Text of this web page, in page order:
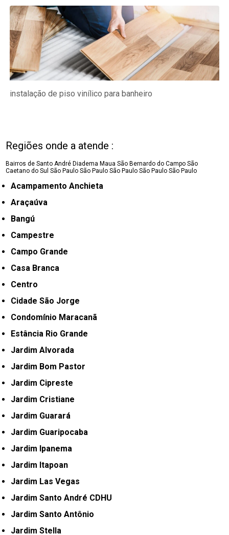
instalação de piso vinílico para banheiro
Regiões onde a atende :
Bairros de Santo André Diadema Maua São Bernardo do Campo São
Caetano do SulSão Paulo São Paulo São Paulo São Paulo São Paulo
Acampamento Anchieta
Araçaúva
Bangú
Campestre
Campo Grande
Casa Branca
Centro
Cidade São Jorge
Condomínio Maracanã
Estância Rio Grande
Jardim Alvorada
Jardim Bom Pastor
Jardim Cipreste
Jardim Cristiane
Jardim Guarará
Jardim Guaripocaba
Jardim Ipanema
Jardim Itapoan
Jardim Las Vegas
Jardim Santo André CDHU
Jardim Santo Antônio
Jardim Stella